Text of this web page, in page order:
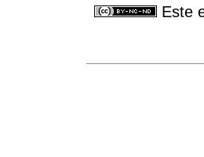
Este